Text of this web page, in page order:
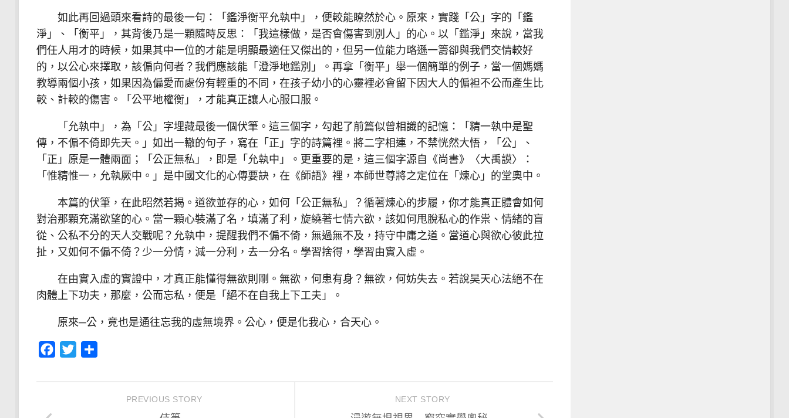
如此再回過頭來看詩的最後一句：「鑑淨衡平允執中」，便較能瞭然於心。原來，實踐「公」字的「鑑
淨」、「衡平」，其背後乃是一顆隨時反思：「我這樣做，是否會傷害到別人」的心。以「鑑淨」來說，當我
們任人用才的時候，如果其中一位的才能是明顯最適任又傑出的，但另一位能力略遜一籌卻與我們交情較好
的，以公心來擇取，該偏向何者？我們應該能「澄淨地鑑別」。再拿「衡平」舉一個簡單的例子，當一個媽媽
教導兩個小孩，如果因為偏愛而處份有輕重的不同，在孩子幼小的心靈裡必會留下因大人的偏袒不公而產生比
較、計較的傷害。「公平地權衡」，才能真正讓人心服口服。
「允執中」，為「公」字埋藏最後一個伏筆。這三個字，勾起了前篇似曾相識的記憶：「精一執中是聖
傳，不偏不倚即先天。」如出一轍的句子，寫在「正」字的詩篇裡。將二字相連，不禁恍然大悟，「公」、
「正」原是一體兩面；「公正無私」，即是「允執中」。更重要的是，這三個字源自《尚書》〈大禹謨〉：
「惟精惟一，允執厥中。」是中國文化的心傳要訣，在《師語》裡，本師世尊將之定位在「煉心」的堂奧中。
本篇的伏筆，在此昭然若揭。道欲並存的心，如何「公正無私」？循著煉心的步履，你才能真正體會如何
對治那顆充滿欲望的心。當一顆心裝滿了名，填滿了利，旋繞著七情六欲，該如何甩脫私心的作祟、情緒的盲
從、公私不分的天人交戰呢？允執中，提醒我們不偏不倚，無過無不及，持守中庸之道。當道心與欲心彼此拉
扯，又如何不偏不倚？少一分情，減一分利，去一分名。學習捨得，學習由實入虛。
在由實入虛的實證中，才真正能懂得無欲則剛。無欲，何患有身？無欲，何妨失去。若說昊天心法絕不在
肉體上下功夫，那麼，公而忘私，便是「絕不在自我上下工夫」。
原來─公，竟也是通往忘我的虛無境界。公心，便是化我心，合天心。
Facebook
Twitter
NEXT STORY
PREVIOUS STORY